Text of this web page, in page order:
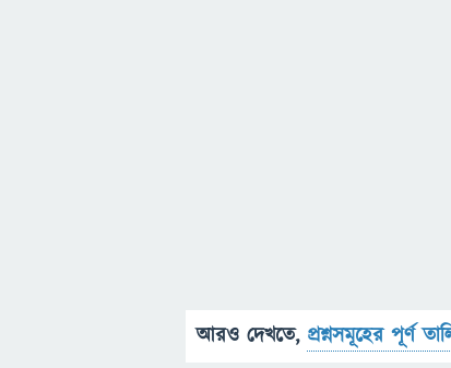
আরও দেখতে, প্রশ্নসমূহের পূর্ণ